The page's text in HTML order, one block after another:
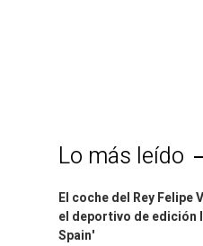
Lo más leído
El coche del Rey Felipe
el deportivo de edición
Spain'